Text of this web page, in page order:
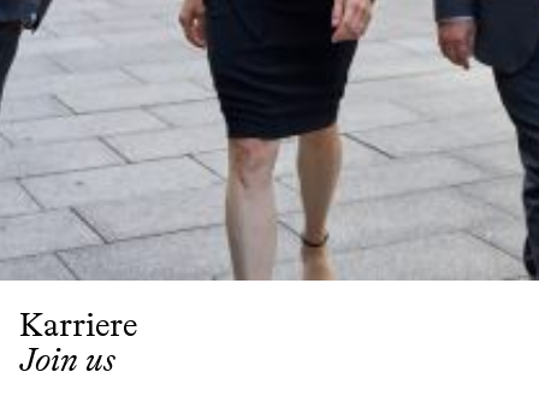
Anwälte
Professionals
Mitarbeiter
Karriere
Join us
Ausbildung
LinkedIn
Karriere
Join us